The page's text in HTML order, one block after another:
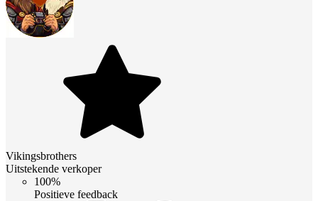
Vikingsbrothers
Uitstekende verkoper
100%
Positieve feedback